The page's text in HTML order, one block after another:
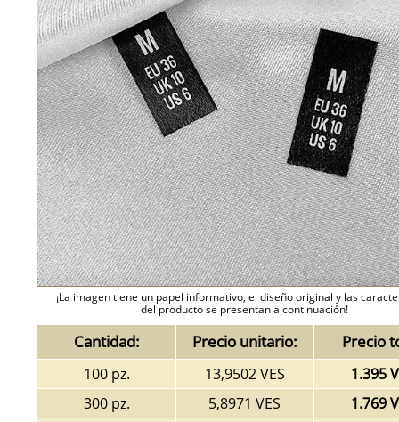
¡La imagen tiene un papel informativo, el diseño original y las
del producto se presentan a continuación!
Cantidad: Precio unitario: Precio
100 pz. 13,9502 VES
1.395
300 pz.
5,8971 VES
1.769